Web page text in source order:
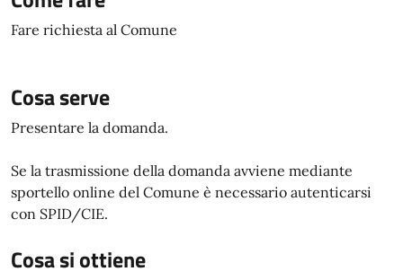
Fare richiesta al Comune
Cosa serve
Presentare la domanda.
Se la trasmissione della domanda avviene mediante
sportello online del Comune è necessario autenticarsi
con SPID/CIE.
Cosa si ottiene